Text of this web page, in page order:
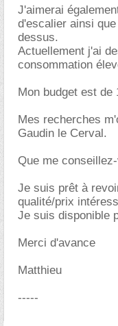
J'aimerai
d'escalier ainsi
dessus.
Actuellement j'ai
consommation
Mon budget est de
Mes recherches
Gaudin le Cerval.
Que me
Je suis prêt à
qualité/prix
Je suis disponible
Merci d'avance
Matthieu
-----